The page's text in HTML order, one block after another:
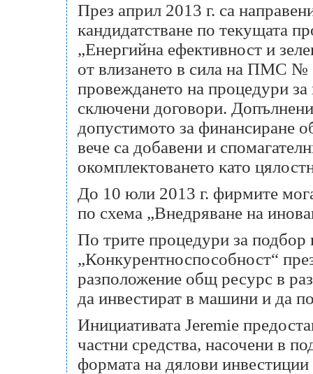
През април 2013 г. са
кандидатстване по текущата
„Енергийна ефективност и
от влизането в сила на ПМС №
провеждането на процедури за
сключени договори.
допустимото за финансиране
вече са добавени и
окомплектоването като
До 10 юли 2013 г. фирмите
по схема „Внедряване на
По трите процедури за
„Конкурентноспособност“
разположение общ ресурс в
да инвестират в машини и да
Инициативата Jeremie
частни средства, насочени в
формата на дялови инвестиции